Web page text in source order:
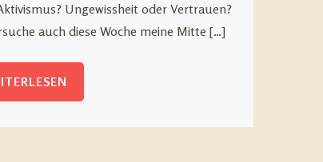
Ungewissheit oder Vertrauen?
auch diese Woche meine Mitte […]